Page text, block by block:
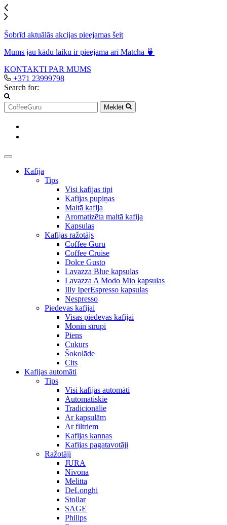
Šobrīd aktuālās akcijas pieejamas šeit
Mums jau kādu laiku ir pieejama arī Matcha 🍵
KONTAKTI PAR MUMS
+371 23999798
Search for:
Meklēt
Kafija
Tips
Visi kafijas tipi
Kafijas pupiņas
Maltā kafija
Aromatizēta maltā kafija
Kapsulas
Kafijas ražotājs
Coffee Guru
Coffee Cruise
Dolce Gusto
Lavazza Blue kapsulas
Lavazza A Modo Mio kapsulas
Illy IperEspresso kapsulas
Nespresso
Piedevas kafijai
Visas piedevas kafijai
Monin sīrupi
Piens
Cukurs
Šokolāde
Cits
Kafijas automāti
Tips
Visi kafijas automāti
Automātiskie
Tradicionālie
Ar kapsulām
Ar filtriem
Kafijas kannas
Kafijas pagatavotāji
Ražotāji
JURA
Nivona
Melitta
DeLonghi
Stollar
SAGE
Philips